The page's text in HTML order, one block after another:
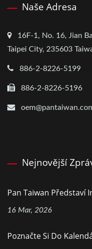
Naše Adresa
16F-1, No. 16, Jian
Taipei City, 235603
886-2-8226-5199
886-2-8226-5196
Nejnovější
Pan Taiwan Představí
16 Mar, 2026
Poznačte Si Do